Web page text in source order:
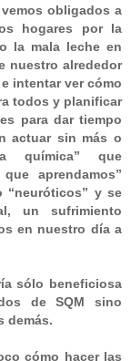
obligados a
hogares por la
la mala leche en
nuestro alrededor
intentar ver cómo
todos y planificar
para dar tiempo
actuar sin más o
química” que
aprendamos”
“neuróticos” y se
un sufrimiento
en nuestro día a
sólo beneficiosa
de SQM sino
demás.
cómo hacer las